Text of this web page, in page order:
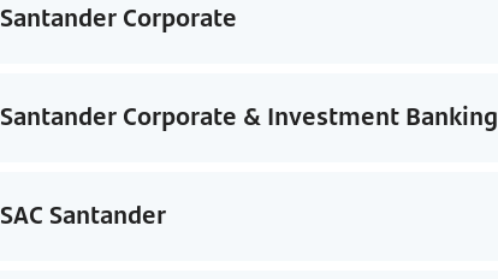
Santander Corporate
Santander Corporate & Investment Banking
SAC Santander